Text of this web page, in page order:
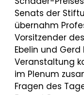
Senats der
übernahm
Vorsitzender
Ebelin und
Veranstaltung
im Plenum
Fragen des